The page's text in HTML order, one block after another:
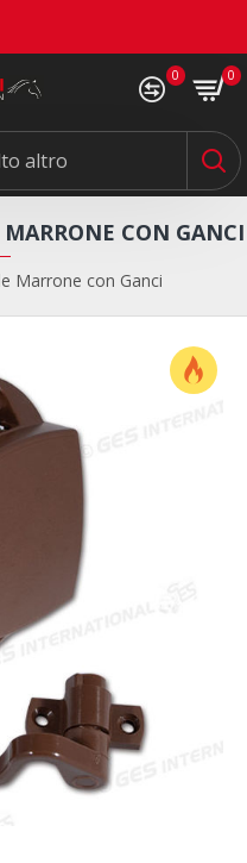
0 0
Marrone con Ganci
CON GANCI